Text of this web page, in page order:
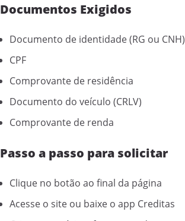
Documentos Exigidos
Documento de identidade (RG ou CNH)
CPF
Comprovante de residência
Documento do veículo (CRLV)
Comprovante de renda
Passo a passo para solicitar
Clique no botão ao final da página
Acesse o site ou baixe o app Creditas